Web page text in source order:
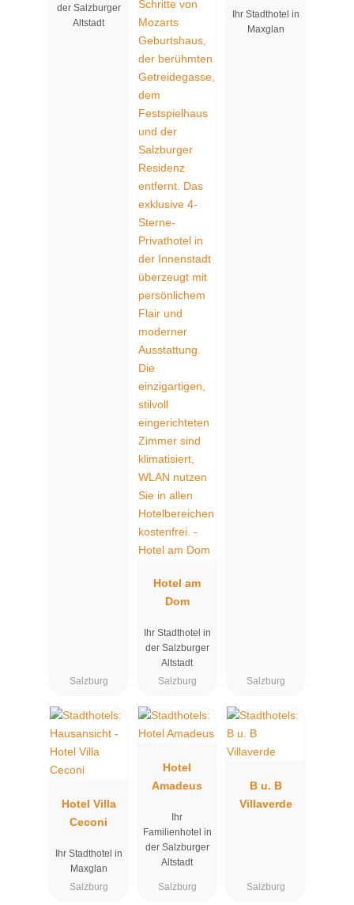
der Salzburger
Altstadt
Salzburg
Hotel am
Dom
Ihr Stadthotel in
der Salzburger
Altstadt
Salzburg
BIO
Ihr Stadthotel in
Maxglan
Salzburg
Hotel Villa
Ceconi
Ihr Stadthotel in
Maxglan
Salzburg
Hotel
Amadeus
Ihr
Familienhotel in
der Salzburger
Altstadt
Salzburg
B u. B
Villaverde
Salzburg